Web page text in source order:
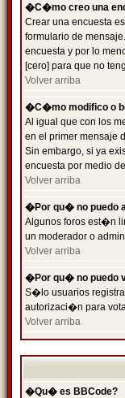
�C�mo creo una
Crear una encuesta
formulario de
encuesta y por lo
[cero] para que no
Volver arriba
�C�mo modifico o
Al igual que con los
en el primer mensaje
Sin embargo, si ya
encuesta por medio
Volver arriba
�Por qu� no puedo
Algunos foros est�n
un moderador o
Volver arriba
�Por qu� no puedo
S�lo usuarios
autorizaci�n para
Volver arriba
�Qu� es BBCode?